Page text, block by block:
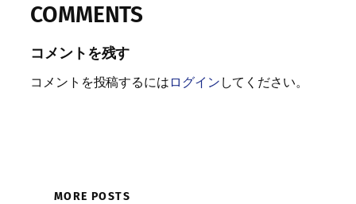
COMMENTS
コメントを残す
コメントを投稿するには ログイン してください。
MORE POSTS